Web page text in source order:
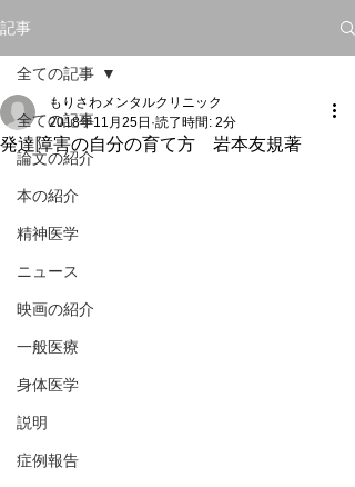
記事
全ての記事
論文の紹介
本の紹介
精神医学
ニュース
映画の紹介
一般医療
身体医学
説明
症例報告
全ての記事
発達障害の自分の育て方 岩本友規著
もりさわメンタルクリニック
2018年11月25日 読了時間: 2分